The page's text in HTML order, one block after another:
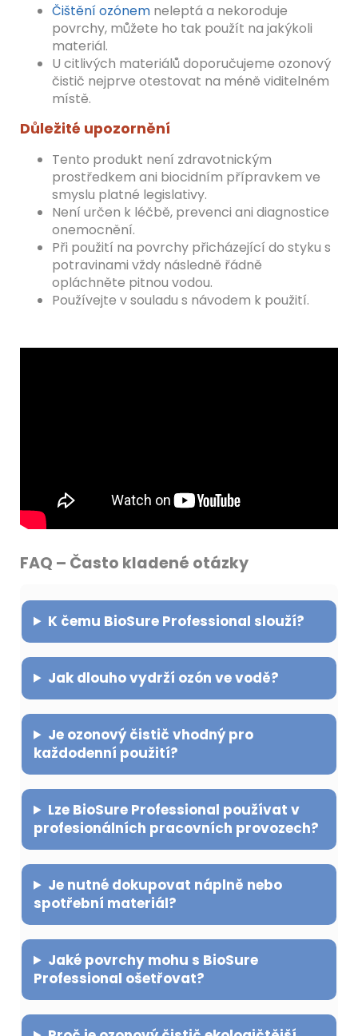
Čištění ozónem neleptá a nekoroduje
povrchy, můžete ho tak použít na jakýkoli
materiál.
U citlivých materiálů doporučujeme ozonový
čistič nejprve otestovat na méně viditelném
místě.
Důležité upozornění
Tento produkt není zdravotnickým
prostředkem ani biocidním přípravkem ve
smyslu platné legislativy.
Není určen k léčbě, prevenci ani diagnostice
onemocnění.
Při použití na povrchy přicházející do styku s
potravinami vždy následně řádně
opláchněte pitnou vodou.
Používejte v souladu s návodem k použití.
FAQ – Často kladené otázky
K čemu BioSure Professional slouží?
Jak dlouho vydrží ozón ve vodě?
Je ozonový čistič vhodný pro
každodenní použití?
Lze BioSure Professional používat v
profesionálních pracovních provozech?
Je nutné dokupovat náplně nebo
spotřební materiál?
Jaké povrchy mohu s BioSure
Professional ošetřovat?